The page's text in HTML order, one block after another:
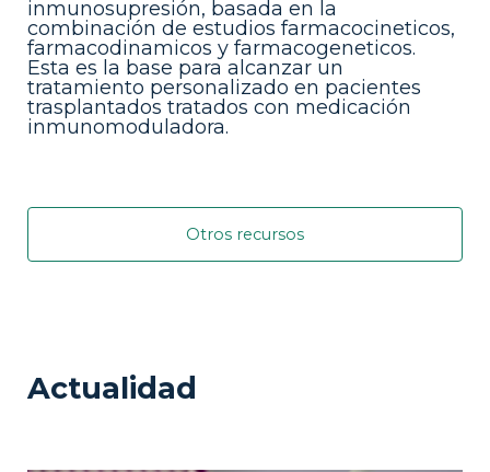
inmunosupresión, basada en la
combinación de estudios farmacocineticos,
farmacodinamicos y farmacogeneticos.
Esta es la base para alcanzar un
tratamiento personalizado en pacientes
trasplantados tratados con medicación
inmunomoduladora.
Otros recursos
Actualidad